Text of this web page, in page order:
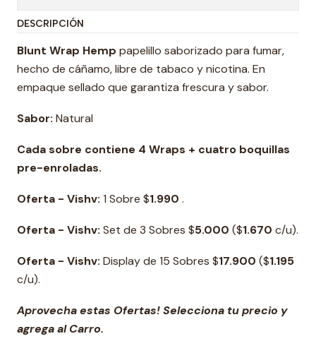
DESCRIPCIÓN
Blunt Wrap Hemp papelillo saborizado para fumar,
hecho de cáñamo, libre de tabaco y nicotina. En
empaque sellado que garantiza frescura y sabor.
Sabor: Natural
Cada sobre contiene 4 Wraps + cuatro boquillas
pre-enroladas.
Oferta - Vishv: 1 Sobre $1.990 .
Oferta - Vishv: Set de 3 Sobres $5.000 ($1.670 c/u).
Oferta - Vishv: Display de 15 Sobres $17.900 ($1.195
c/u).
Aprovecha estas Ofertas! Selecciona tu precio y
agrega al Carro.